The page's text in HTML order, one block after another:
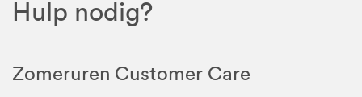
Hulp nodig?
Zomeruren Customer Care